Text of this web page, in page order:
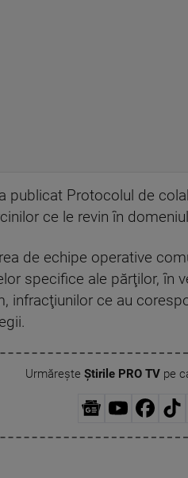
publicat Protocolul de
ce le revin în
de echipe operative
specifice ale părţilor,
infracţiunilor ce au
Urmărește Știrile PRO TVpe